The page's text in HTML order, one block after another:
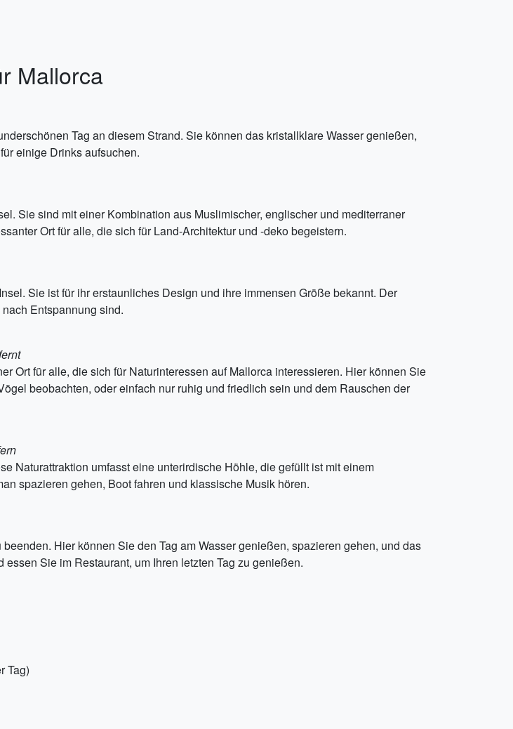
Mallorca
Tag an diesem Strand. Sie können das kristallklare Wasser genießen,
einige Drinks aufsuchen.
Sie sind mit einer Kombination aus Muslimischer, englischer und mediterraner
Ort für alle, die sich für Land-Architektur und -deko begeistern.
Sie ist für ihr erstaunliches Design und ihre immensen Größe bekannt. Der
Entspannung sind.
Ort für alle, die sich für Naturinteressen auf Mallorca interessieren. Hier können Sie
beobachten, oder einfach nur ruhig und friedlich sein und dem Rauschen der
Naturattraktion umfasst eine unterirdische Höhle, die gefüllt ist mit einem
spazieren gehen, Boot fahren und klassische Musik hören.
Hier können Sie den Tag am Wasser genießen, spazieren gehen, und das
Sie im Restaurant, um Ihren letzten Tag zu genießen.
Tag)